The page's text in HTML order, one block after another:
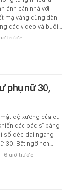
ảnh căn nhà với
mạ vàng cùng dàn
các video và buổi…
trước
phụ nữ 30,
độ xương của cụ
các bác sĩ bàng
số dẻo dai ngang
30. Bất ngờ hơn…
6 giờ trước